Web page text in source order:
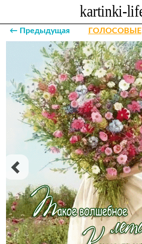
← Предыдущая ГОЛОСОВЫЕ